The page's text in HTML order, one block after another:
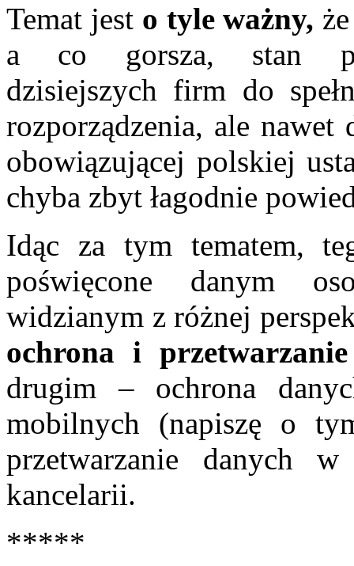
Temat jest o tyle ważny,
a co gorsza, stan
dzisiejszych firm do
rozporządzenia, ale
obowiązującej polskiej
chyba zbyt łagodnie
Idąc za tym tematem,
poświęcone danym
widzianym z różnej
ochrona i
drugim – ochrona
mobilnych (napiszę o
przetwarzanie danych
kancelarii.
*****